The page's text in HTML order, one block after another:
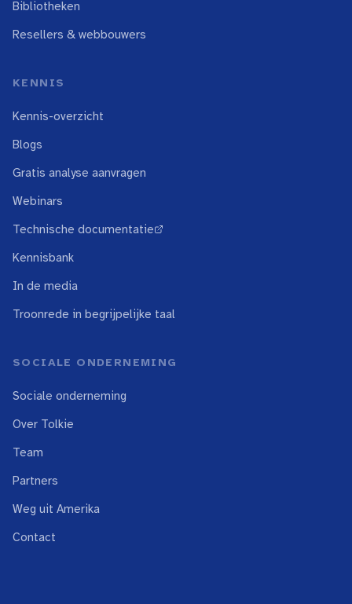
Bibliotheken
Resellers & webbouwers
KENNIS
Kennis-overzicht
Blogs
Gratis analyse aanvragen
Webinars
Technische documentatie
↗ extern
Kennisbank
In de media
Troonrede in begrijpelijke taal
SOCIALE ONDERNEMING
Sociale onderneming
Over Tolkie
Team
Partners
Weg uit Amerika
Contact